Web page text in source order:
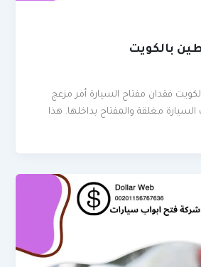
بالكويت
فقدان مفتاح السيارة أمر مزعج
السيارة مغلقة والمفتاح بداخلها. هذا